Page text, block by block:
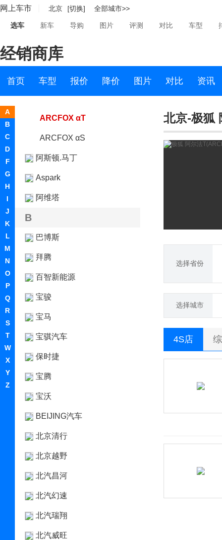
网上车市 北京 [切换] 全部城市>>
选车 新车 导购 图片 评测 对比 车型
经销商库
首页 车型 报价 降价 图片 对比 资讯
A
B
C
D
F
G
H
I
J
K
L
M
N
O
P
Q
R
S
T
W
X
Y
Z
ARCFOX-7
ARCFOX ECF
ARCFOX-GT
ARCFOX αT
ARCFOX αS
阿斯顿.马丁
Aspark
阿维塔
B
巴博斯
拜腾
百智新能源
宝骏
宝马
宝骐汽车
保时捷
宝腾
宝沃
BEIJING汽车
北京清行
北京越野
北汽昌河
北汽幻速
北汽瑞翔
北汽威旺
北京-极狐
选择省份
选择城市
4S店